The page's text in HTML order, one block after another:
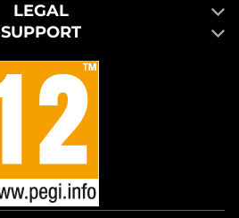
LEGAL
SUPPORT